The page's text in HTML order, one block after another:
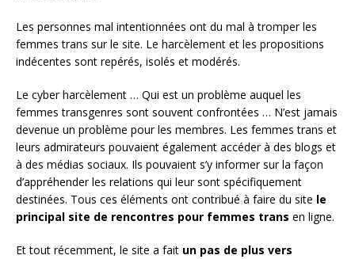
Les personnes mal intentionnées ont du mal à tromper les
femmes trans sur le site. Le harcèlement et les propositions
indécentes sont repérés, isolés et modérés.
Le cyber harcèlement … Qui est un problème auquel les
femmes transgenres sont souvent confrontées … N’est jamais
devenue un problème pour les membres. Les femmes trans et
leurs admirateurs pouvaient également accéder à des blogs et
à des médias sociaux. Ils pouvaient s’y informer sur la façon
d’appréhender les relations qui leur sont spécifiquement
destinées. Tous ces éléments ont contribué à faire du site le
principal site de rencontres pour femmes trans en ligne.
Et tout récemment, le site a fait un pas de plus vers